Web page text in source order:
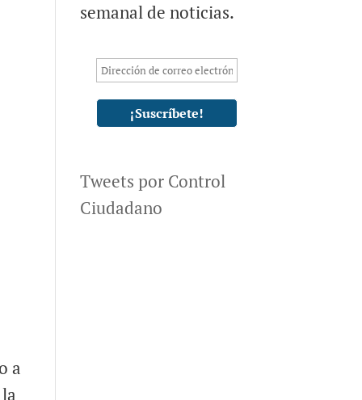
a
semanal de noticias.
Tweets por Control
Ciudadano